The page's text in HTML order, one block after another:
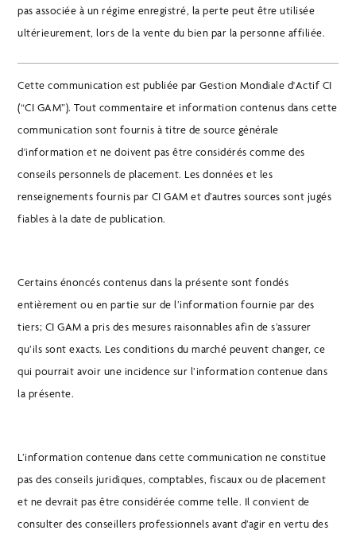
pas associée à un régime enregistré, la perte peut être utilisée
ultérieurement, lors de la vente du bien par la personne affiliée.
Cette communication est publiée par Gestion Mondiale d'Actif CI
(“CI GAM”). Tout commentaire et information contenus dans cette
communication sont fournis à titre de source générale
d'information et ne doivent pas être considérés comme des
conseils personnels de placement. Les données et les
renseignements fournis par CI GAM et d’autres sources sont jugés
fiables à la date de publication.
Certains énoncés contenus dans la présente sont fondés
entièrement ou en partie sur de l’information fournie par des
tiers; CI GAM a pris des mesures raisonnables afin de s’assurer
qu’ils sont exacts. Les conditions du marché peuvent changer, ce
qui pourrait avoir une incidence sur l’information contenue dans
la présente.
L’information contenue dans cette communication ne constitue
pas des conseils juridiques, comptables, fiscaux ou de placement
et ne devrait pas être considérée comme telle. Il convient de
consulter des conseillers professionnels avant d’agir en vertu des